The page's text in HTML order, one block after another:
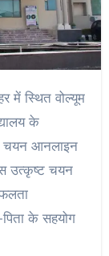
में स्थित वोल्यूम
के
चयन आनलाइन
उत्कृष्ट चयन
पिता के सहयोग